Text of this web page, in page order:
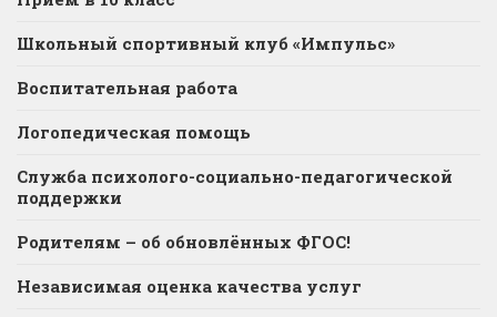
Школьный спортивный клуб «Импульс»
Воспитательная работа
Логопедическая помощь
Служба психолого-социально-педагогической
поддержки
Родителям – об обновлённых ФГОС!
Независимая оценка качества услуг